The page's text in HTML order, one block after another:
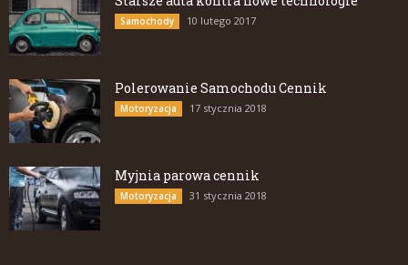
Samochody 10 lutego 2017
Polerowanie Samochodu Cennik
Motoryzacja 17 stycznia 2018
Myjnia parowa cennik
Motoryzacja 31 stycznia 2018